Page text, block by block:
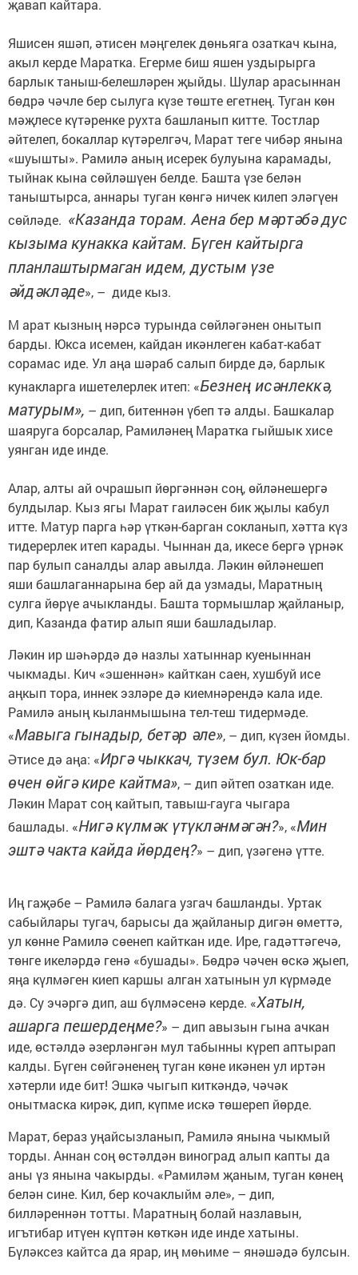
җавап кайтара.
Яшисен яшәп, әтисен мәңгелек дөнья­га озаткач кына,
акыл керде Маратка. Егерме биш яшен уздырыр­га
барлык таныш-белешләрен җый­ды. Шулар арасыннан
бөдрә чәчле бер сылуга күзе төште егетнең. Туган көн
мәҗлесе күтәренке рухта башланып китте. Тостлар
әйтелеп, бокаллар күтәрелгәч, Марат теге чибәр янына
«шуышты». Рамилә аның исерек булуына карамады,
тыйнак кына сөйләшүен белде. Башта үзе белән
таныштырса, аннары туган көнгә ничек килеп эләгүен
сөйләде. «Казанда торам. Аена бер мәртәбә дус
кызыма кунакка кайтам. Бүген кайтырга
планлаштырмаган идем, дустым үзе
әйдәкләде», – диде кыз.
М арат кызның нәрсә турында сөйләгәнен онытып
барды. Юкса исемен, кайдан икәнлеген кабат-кабат
сорамас иде. Ул аңа шәраб салып бирде дә, барлык
кунакларга ишетелерлек итеп: «Безнең исәнлеккә,
матурым», – дип, битеннән үбеп тә алды. Башкалар
шаяруга борсалар, Рамиләнең Маратка гыйшык хисе
уянган иде инде.
Алар, алты ай очрашып йөргәннән соң, өйләнешергә
булдылар. Кыз ягы Марат гаиләсен бик җылы кабул
итте. Матур парга һәр үткән-барган сокланып, хәтта күз
тидерерлек итеп карады. Чыннан да, икесе бергә үрнәк
пар булып саналды алар авылда. Ләкин өйләнешеп
яши башлаганнарына бер ай да узмады, Маратның
сулга йөрүе ачыкланды. Башта тормышлар җайланыр,
дип, Казанда фатир алып яши башладылар.
Ләкин ир шәһәрдә дә назлы хатыннар куеныннан
чыкмады. Кич «эшеннән» кайткан саен, хушбуй исе
аңкып тора, иннек эзләре дә киемнәрендә кала иде.
Рамилә аның кыланмышына тел-теш тидермәде.
«Мавыга гынадыр, бетәр әле», – дип, күзен йомды.
Әтисе дә аңа: «Иргә чыккач, түзем бул. Юк-бар
өчен өйгә кире кайтма», – дип әйтеп озаткан иде.
Ләкин Марат соң кайтып, тавыш-гауга чыгара
башлады. «Нигә күлмәк үтүкләнмәгән?», «Мин
эштә чакта кайда йөрдең?» – дип, үзәгенә үтте.
Иң гаҗәбе – Рамилә балага узгач башланды. Уртак
сабыйлары тугач, барысы да җайланыр дигән өметтә,
ул көнне Рамилә сөенеп кайткан иде. Ире, гадәттәгечә,
төнге икеләрдә генә «бушады». Бөдрә чәчен өскә җыеп,
яңа күлмәген киеп каршы алган хатынын ул күрмәде
дә. Су эчәргә дип, аш бүлмәсенә керде. «Хатын,
ашарга пешердеңме?» – дип авызын гына ачкан
иде, өстәлдә әзерләнгән мул табынны күреп аптырап
калды. Бүген сөйгәненең туган көне икәнен ул иртән
хәтерли иде бит! Эшкә чыгып киткәндә, чәчәк
онытмаска кирәк, дип, күпме искә төшереп йөрде.
Марат, бераз уңайсызланып, Рамилә янына чыкмый
торды. Аннан соң өстәлдән виноград алып капты да
аны үз янына чакырды. «Рамиләм җаным, туган көнең
белән сине. Кил, бер кочаклыйм әле», – дип,
билләреннән тотты. Маратның болай назлавын,
игътибар итүен күптән көткән иде инде хатыны.
Бүләксез кайтса да ярар, иң мөһиме – янәшәдә булсын.